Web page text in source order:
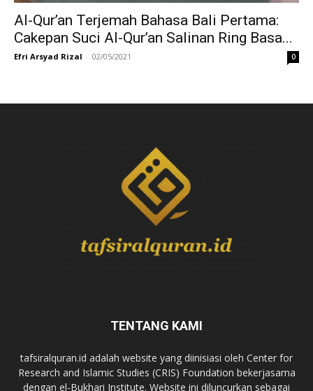
Al-Qur’an Terjemah Bahasa Bali Pertama:
Cakepan Suci Al-Qur’an Salinan Ring Basa...
Efri Arsyad Rizal - 02/05/2021 0
TENTANG KAMI
tafsiralquran.id adalah website yang diinisiasi oleh Center for
Research and Islamic Studies (CRIS) Foundation bekerjasama
dengan el-Bukhari Institute. Website ini diluncurkan sebagai